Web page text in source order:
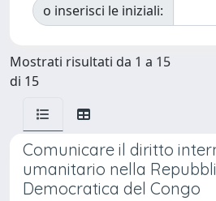
o inserisci le iniziali:
Mostrati risultati da 1 a 15
di 15
Comunicare il diritto
umanitario nella
Democratica del Congo